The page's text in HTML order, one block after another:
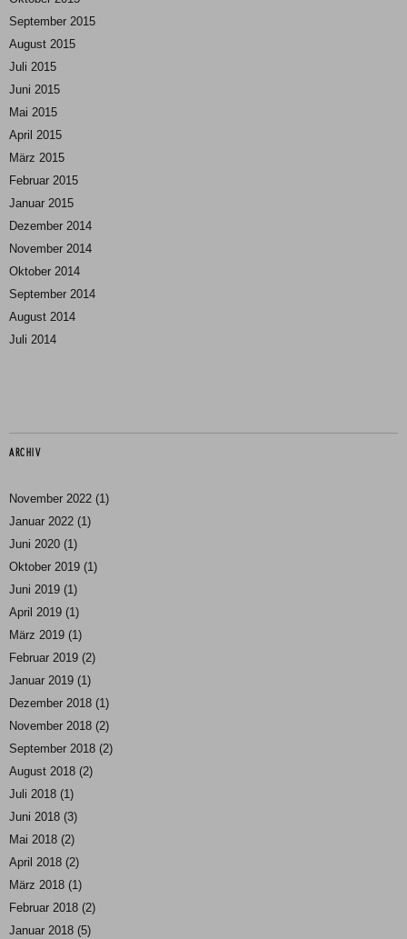
September 2015
August 2015
Juli 2015
Juni 2015
Mai 2015
April 2015
März 2015
Februar 2015
Januar 2015
Dezember 2014
November 2014
Oktober 2014
September 2014
August 2014
Juli 2014
ARCHIV
November 2022 (1)
Januar 2022 (1)
Juni 2020 (1)
Oktober 2019 (1)
Juni 2019 (1)
April 2019 (1)
März 2019 (1)
Februar 2019 (2)
Januar 2019 (1)
Dezember 2018 (1)
November 2018 (2)
September 2018 (2)
August 2018 (2)
Juli 2018 (1)
Juni 2018 (3)
Mai 2018 (2)
April 2018 (2)
März 2018 (1)
Februar 2018 (2)
Januar 2018 (5)